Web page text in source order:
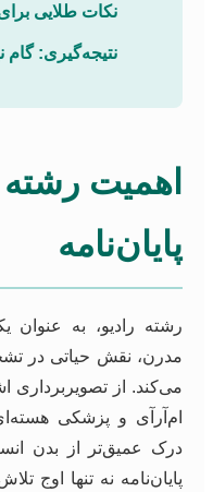
نکات طلایی
نتیجه‌گیری: گام
اهمیت
پایان‌نامه
رشته رادیو، به
مدرن، نقش حیاتی در
می‌کند. از
ام‌آرآی و پزشکی
درک عمیق‌تر از بدن
پایان‌نامه نه تنها اوج